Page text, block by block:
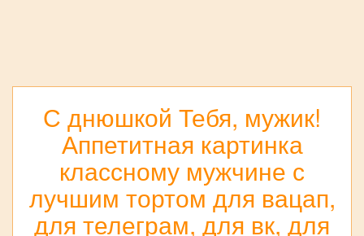
С днюшкой Тебя, мужик!
Аппетитная картинка
классному мужчине с
лучшим тортом для вацап,
для телеграм, для вк, для